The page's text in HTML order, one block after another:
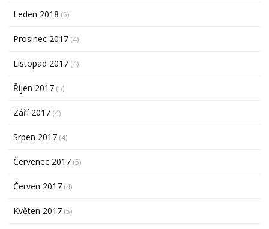
Leden 2018 (5)
Prosinec 2017 (4)
Listopad 2017 (4)
Říjen 2017 (5)
Září 2017 (4)
Srpen 2017 (4)
Červenec 2017 (5)
Červen 2017 (4)
Květen 2017 (5)